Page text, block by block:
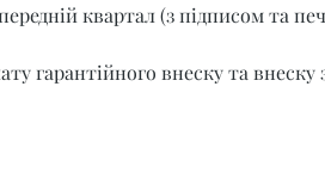
квартал (з підписом та
гарантійного внеску та внеску